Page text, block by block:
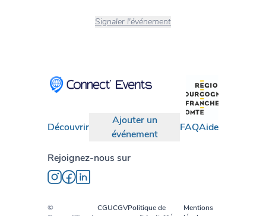
Signaler l'événement
Découvrir
Ajouter un
événement
FAQAide
Rejoignez-nous sur
©
CGUCGVPolitique de
Mentions